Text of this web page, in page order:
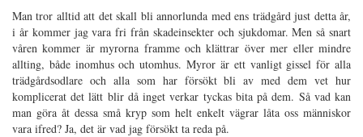
Man tror alltid att det skall bli annorlunda med ens trädgård just detta år,
i år kommer jag vara fri från skadeinsekter och sjukdomar. Men så snart
våren kommer är myrorna framme och klättrar över mer eller mindre
allting, både inomhus och utomhus. Myror är ett vanligt gissel för alla
trädgårdsodlare och alla som har försökt bli av med dem vet hur
komplicerat det lätt blir då inget verkar tyckas bita på dem. Så vad kan
man göra åt dessa små kryp som helt enkelt vägrar låta oss människor
vara ifred? Ja, det är vad jag försökt ta reda på.